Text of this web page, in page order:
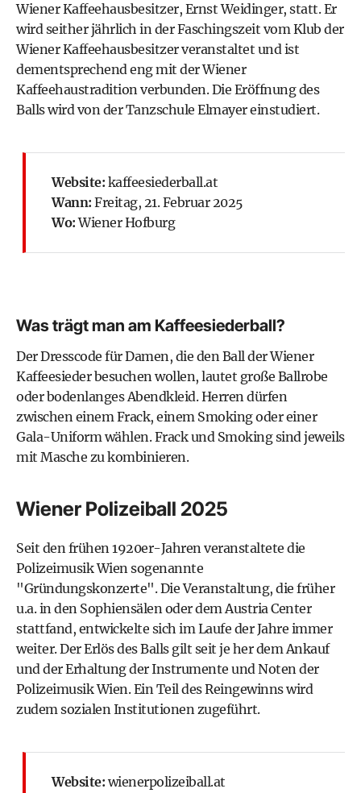
Wiener Kaffeehausbesitzer, Ernst Weidinger, statt. Er
wird seither jährlich in der Faschingszeit vom Klub der
Wiener Kaffeehausbesitzer veranstaltet und ist
dementsprechend eng mit der Wiener
Kaffeehaustradition verbunden. Die Eröffnung des
Balls wird von der Tanzschule Elmayer einstudiert.
Website: kaffeesiederball.at
Wann: Freitag, 21. Februar 2025
Wo:Wiener Hofburg
Was trägt man am Kaffeesiederball?
Der Dresscode für Damen, die den Ball der Wiener
Kaffeesieder besuchen wollen, lautet große Ballrobe
oder bodenlanges Abendkleid. Herren dürfen
zwischen einem Frack, einem Smoking oder einer
Gala-Uniform wählen. Frack und Smoking sind jeweils
mit Masche zu kombinieren.
Wiener Polizeiball 2025
Seit den frühen 1920er-Jahren veranstaltete die
Polizeimusik Wien sogenannte
"Gründungskonzerte". Die Veranstaltung, die früher
u.a. in den Sophiensälen oder dem Austria Center
stattfand, entwickelte sich im Laufe der Jahre immer
weiter. Der Erlös des Balls gilt seit je her dem Ankauf
und der Erhaltung der Instrumente und Noten der
Polizeimusik Wien. Ein Teil des Reingewinns wird
zudem sozialen Institutionen zugeführt.
Website: wienerpolizeiball.at